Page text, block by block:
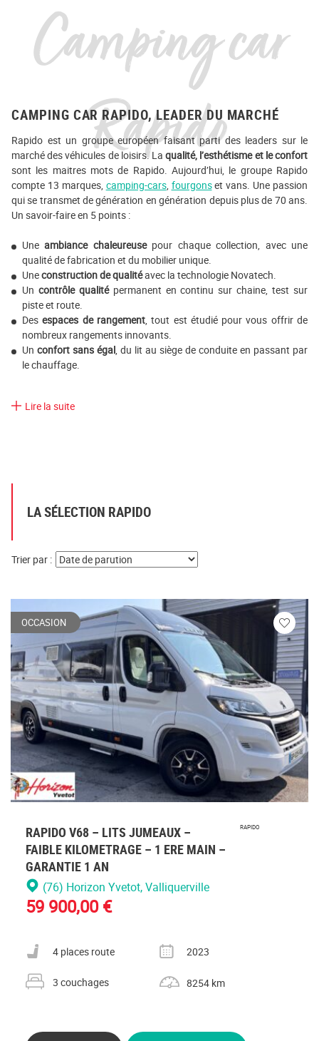
Camping car
Rapido
CAMPING CAR RAPIDO, LEADER DU MARCHÉ
Rapido est un groupe européen faisant parti des leaders sur le
marché des véhicules de loisirs. Laqualité, l’esthétisme et le confort
sont les maitres mots de Rapido. Aujourd’hui, le groupe Rapido
compte 13 marques, camping-cars, fourgonset vans. Une passion
qui se transmet de génération en génération depuis plus de 70 ans.
Un savoir-faire en 5 points :
Une ambiance chaleureusepour chaque collection, avec une
qualité de fabrication et du mobilier unique.
Uneconstruction de qualitéavec la technologie Novatech.
Un contrôle qualitépermanent en continu sur chaine, test sur
piste et route.
Desespaces de rangement, tout est étudié pour vous offrir de
nombreux rangements innovants.
Un confort sans égal , du lit au siège de conduite en passant par
le chauffage.
Lire la suite
LA SÉLECTION RAPIDO
Trier par :
OCCASION
Veuillez
vous
RAPIDO V68 – LITS JUMEAUX –
FAIBLE KILOMETRAGE – 1 ERE MAIN –
GARANTIE 1 AN
RAPIDO
(76) Horizon Yvetot, Valliquerville
59 900,00 €
Nombre de places carte grise
4 places route
Année
2023
Nombre de couchages
3 couchages 8254 km